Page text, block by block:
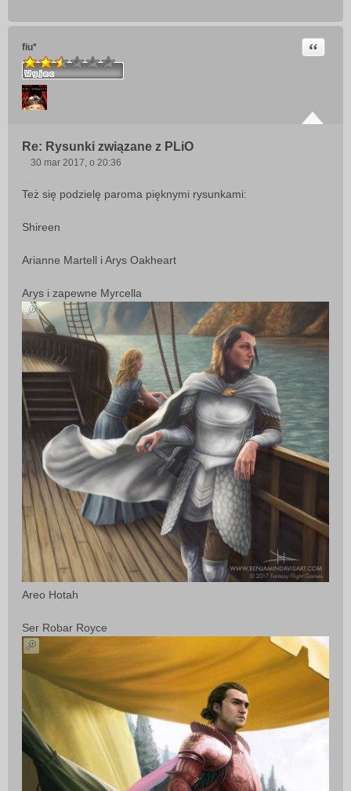
fiu*
Re: Rysunki związane z PLiO
Cytuj
s
30 mar 2017, o 20:36
Też się podzielę paroma pięknymi rysunkami:
Shireen
Arianne Martell i Arys Oakheart
Arys i zapewne Myrcella
Areo Hotah
Ser Robar Royce